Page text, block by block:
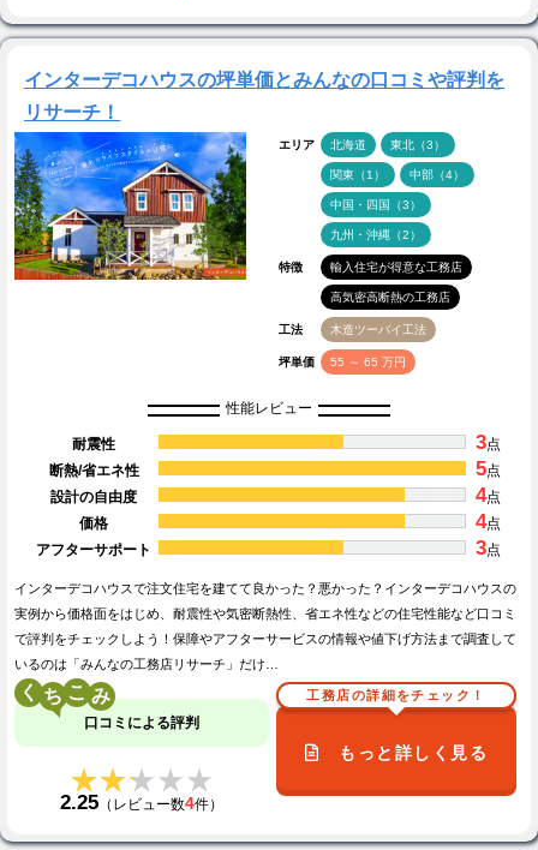
インターデコハウスの坪単価とみんなの口コミや評判を
リサーチ！
エリア 北海道 東北（3）
関東（1） 中部（4）
中国・四国（3）
九州・沖縄（2）
特徴 輸入住宅が得意な工務店
高気密高断熱の工務店
工法 木造ツーバイ工法
坪単価 55 ～ 65 万円
性能レビュー
耐震性 3点
断熱/省エネ性
5点
設計の自由度
4点
価格
4点
アフターサポート
3点
インターデコハウスで注文住宅を建てて良かった？悪かった？インターデコハウスの
実例から価格面をはじめ、耐震性や気密断熱性、省エネ性などの住宅性能など口コミ
で評判をチェックしよう！保障やアフターサービスの情報や値下げ方法まで調査して
いるのは「みんなの工務店リサーチ」だけ…
く こ
口コミによる評判
★★★★★
★★★★★
2.25 （レビュー数4件）
工務店の詳細をチェック！
もっと詳しく見る